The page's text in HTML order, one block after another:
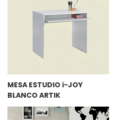
MESA ESTUDIO i-JOY
BLANCO ARTIK